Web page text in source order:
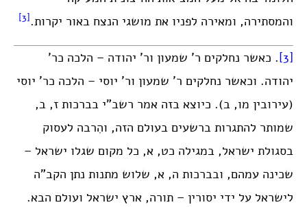
והמסתירה, ומאירה לפניו את מושגי הנצח באור יקרות. [3]
[3]
. כאשר נחלקים ר’ שמעון ור’ יהודה – הלכה כר’
יהודה. וכאשר נחלקים ר’ שמעון ור’ יוסי – הלכה כר’ יוסי
(עירובין מו, ב). כיוצא בזה אמר רשב”י בברכות ז, ב,
שמותר להתגרות ברשעים בעולם הזה, והִרבה לעסוק
בסגולת ישראל, במגילה כט, א, כל מקום שגלו ישראל –
שכינה עמהם, ובברכות ה, א, שלוש מתנות נתן הקב”ה
לישראל על ידי יסורין – תורה, ארץ ישראל ועולם הבא.